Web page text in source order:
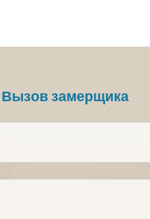
Вызов замерщика